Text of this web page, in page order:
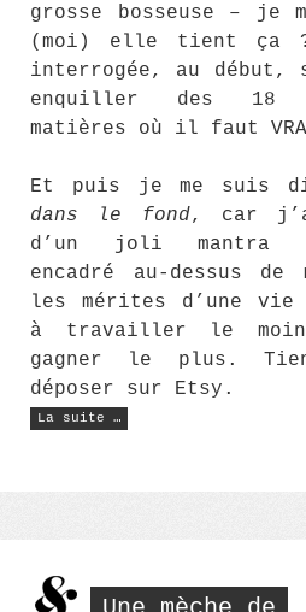
grosse bosseuse – je
(moi) elle tient ça
interrogée, au début,
enquiller des 18
matières où il faut
Et puis je me suis
dans le fond, car
d’un joli mantra
encadré au-dessus
les mérites d’une
à travailler le
gagner le plus.
déposer sur Etsy.
La suite …
« Des
nouvelles